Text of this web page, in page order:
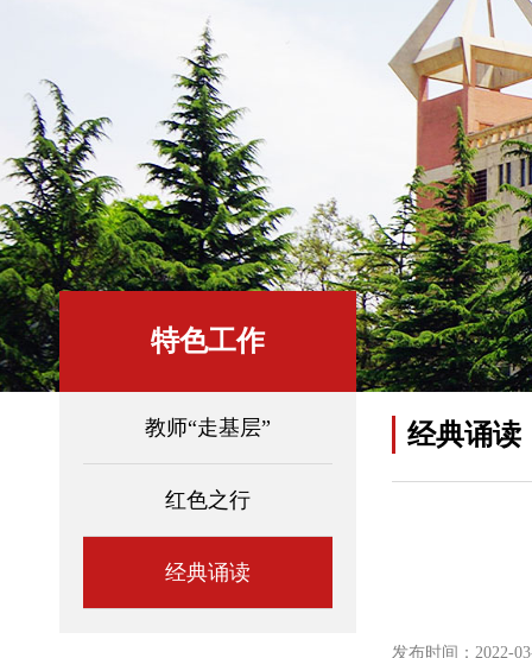
特色工作
教师“走基层”
红色之行
经典诵读
经典诵读
发布时间：2022-